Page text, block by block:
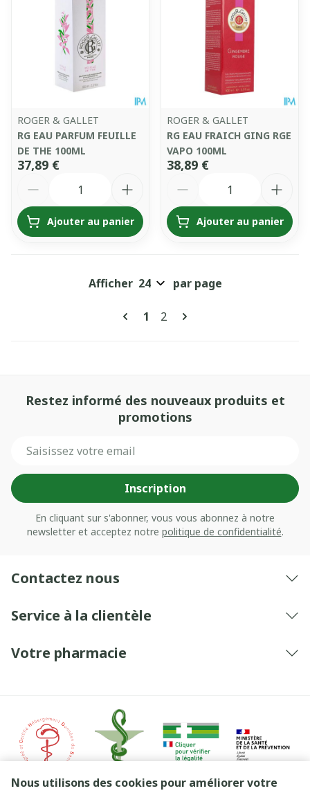
Nous utilisons des cookies pour améliorer votre
ROGER & GALLET
RG EAU PARFUM FEUILLE
DE THE 100ML
37,89 €
Ajouter au panier
ROGER & GALLET
RG EAU FRAICH GING RGE
VAPO 100ML
38,89 €
Ajouter au panier
Pages
Vous lisez actuellement la
1 Page
2
Afficher par page
Restez informé des nouveaux produits et
promotions
Inscription
En cliquant sur s'abonner, vous vous abonnez à notre
newsletter et acceptez notre politique de confidentialité.
Contactez nous
Service à la clientèle
Votre pharmacie